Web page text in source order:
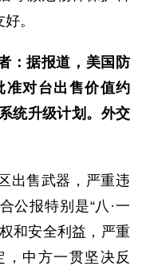
。
：据报道，美国防
准对台出售价值约
统升级计划。外交
出售武器，严重违
公报特别是“八·一
和安全利益，严重
中方一贯坚决反